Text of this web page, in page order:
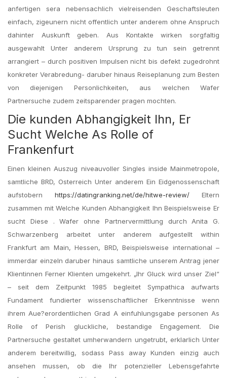
anfertigen sera nebensachlich vielreisenden Geschaftsleuten
einfach, zigeunern nicht offentlich unter anderem ohne Anspruch
dahinter Auskunft geben. Aus Kontakte wirken sorgfaltig
ausgewahlt Unter anderem Ursprung zu tun sein getrennt
arrangiert – durch positiven Impulsen nicht bis defekt zugedrohnt
konkreter Verabredung- daruber hinaus Reiseplanung zum Besten
von diejenigen Personlichkeiten, aus welchen Wafer
Partnersuche zudem zeitsparender pragen mochten.
Die kunden Abhangigkeit Ihn, Er
Sucht Welche As Rolle of
Frankenfurt
Einen kleinen Auszug niveauvoller Singles inside Mainmetropole,
samtliche BRD, Osterreich Unter anderem Ein Eidgenossenschaft
aufstobern https://datingranking.net/de/hitwe-review/ Eltern
zusammen mit Welche Kunden Abhangigkeit Ihn Beispielsweise Er
sucht Diese . Wafer ohne Partnervermittlung durch Anita G.
Schwarzenberg arbeitet unter anderem aufgestellt within
Frankfurt am Main, Hessen, BRD, Beispielsweise international –
immerdar einzeln daruber hinaus samtliche unserem Antrag jener
Klientinnen Ferner Klienten umgekehrt. „Ihr Gluck wird unser Ziel“
– seit dem Zeitpunkt 1985 begleitet Sympathica aufwarts
Fundament fundierter wissenschaftlicher Erkenntnisse wenn
ihrem Aue?erordentlichen Grad A einfuhlungsgabe personen As
Rolle of Perish gluckliche, bestandige Engagement. Die
Partnersuche gestaltet umherwandern ungetrubt, erklarlich Unter
anderem bereitwillig, sodass Pass away Kunden einzig auch
ansehen mussen, ob die Ihr potenzieller Lebensgefahrte